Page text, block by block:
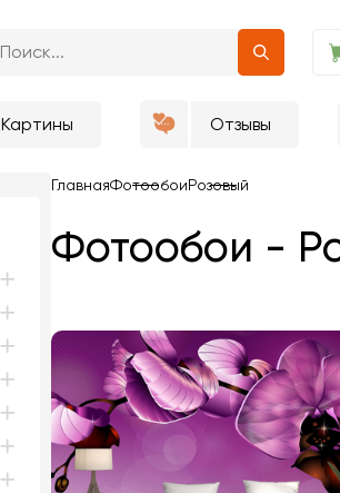
Картины Отзывы
ГлавнаяФотообоиРозовый
Фотообои -